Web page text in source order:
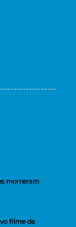
morreram
filme da